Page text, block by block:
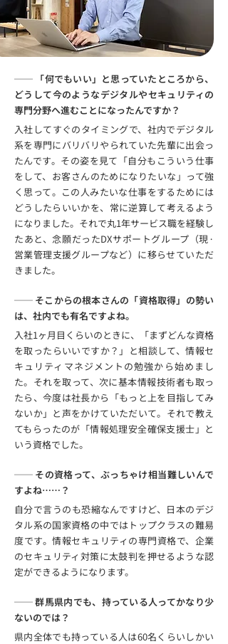
── 「何でもいい」と思っていたところから、
どうして今のようなデジタルやセキュリティの
専門分野へ進むことになったんですか？
入社してすぐのタイミングで、社内でデジタル
系を専門にバリバリやられていた先輩に出会っ
たんです。その姿を見て「自分もこういう仕事
をして、お客さんのためになりたいな」って強
く思って。この人みたいな仕事をするためには
どうしたらいいかを、常に逆算して考えるよう
になりました。それで丸1年サービス職を経験し
たあと、念願だったDXサポートグループ（現·
営業管理支援グループなど）に移らせていただ
きました。
── そこからの根本さんの「資格取得」の勢い
は、社内でも有名ですよね。
入社1ヶ月目くらいのときに、「まずどんな資格
を取ったらいいですか？」と相談して、情報セ
キュリティマネジメントの勉強から始めまし
た。それを取って、次に基本情報技術者も取っ
たら、今度は社長から「もっと上を目指してみ
ないか」と声をかけていただいて。それで教え
てもらったのが「情報処理安全確保支援士」と
いう資格でした。
── その資格って、ぶっちゃけ相当難しいんで
すよね……？
自分で言うのも恐縮なんですけど、日本のデジ
タル系の国家資格の中ではトップクラスの難易
度です。情報セキュリティの専門資格で、企業
のセキュリティ対策に太鼓判を押せるような認
定ができるようになります。
── 群馬県内でも、持っている人ってかなり少
ないのでは？
県内全体でも持っている人は60名くらいしかい